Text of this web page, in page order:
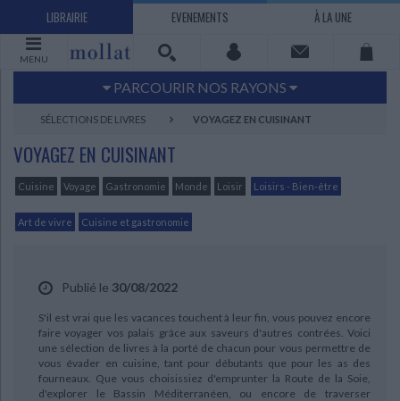
LIBRAIRIE EVENEMENTS À LA UNE
MENU
PARCOURIR NOS RAYONS
Littérature
Sciences humaines - Histoire
Economie - Droit
Sciences - Savoirs
EBOOKS
Littérature française et francophone
Littérature romanesque, historique,
terroir
Science fiction et Fantasy Adolescent - jeunes adultes
Poésie Théâtre
Philosophie
Sociologie
Education et société Questions de société
Actualite politique Actualité internationale
Beaux-arts
Maison - Design - Arts décoratifs
Mode Arts graphiques
Cinéma Musique
Mes histoires
Pour jouer
Bandes dessinées - Comics - Mangas
Tourisme
Art de vivre
Jardins - Nature Bien-être
Economie
Droit
Informatique
Médecine
Dictionnaires - Langues Santé
SÉLECTIONS DE LIVRES VOYAGEZ EN CUISINANT
VOYAGEZ EN CUISINANT
Cuisine Voyage Gastronomie Monde Loisir Loisirs - Bien-être
Art de vivre Cuisine et gastronomie
Publié le 30/08/2022
S'il est vrai que les vacances touchent à leur fin, vous pouvez encore
faire voyager vos palais grâce aux saveurs d'autres contrées. Voici
une sélection de livres à la porté de chacun pour vous permettre de
vous évader en cuisine, tant pour débutants que pour les as des
fourneaux. Que vous choisissiez d'emprunter la Route de la Soie,
d'explorer le Bassin Méditerranéen, ou encore de traverser